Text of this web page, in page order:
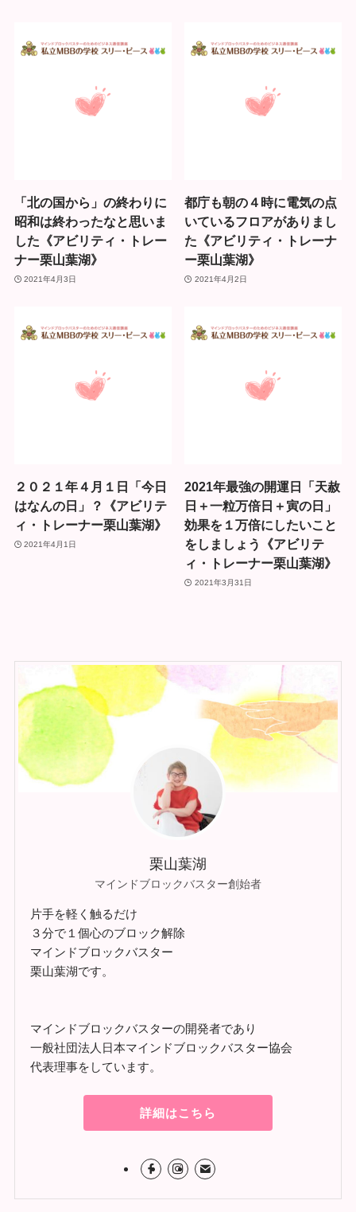
「北の国から」の終わりに
昭和は終わったなと思いま
した《アビリティ・トレー
ナー栗山葉湖》
2021年4月3日
都庁も朝の４時に電気の点
いているフロアがありまし
た《アビリティ・トレーナ
ー栗山葉湖》
2021年4月2日
２０２１年４月１日「今日
はなんの日」？《アビリテ
ィ・トレーナー栗山葉湖》
2021年4月1日
2021年最強の開運日「天赦
日＋一粒万倍日＋寅の日」
効果を１万倍にしたいこと
をしましょう《アビリテ
ィ・トレーナー栗山葉湖》
2021年3月31日
栗山葉湖
マインドブロックバスター創始者
片手を軽く触るだけ
３分で１個心のブロック解除
マインドブロックバスター
栗山葉湖です。
マインドブロックバスターの開発者であり
一般社団法人日本マインドブロックバスター協会
代表理事をしています。
詳細はこちら